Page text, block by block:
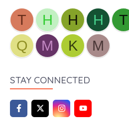
T H H H T
Q
M K M
STAY CONNECTED